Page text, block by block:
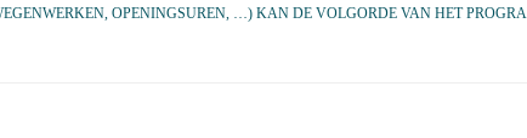
OPENINGSUREN, …) KAN DE VOLGORDE VAN HET